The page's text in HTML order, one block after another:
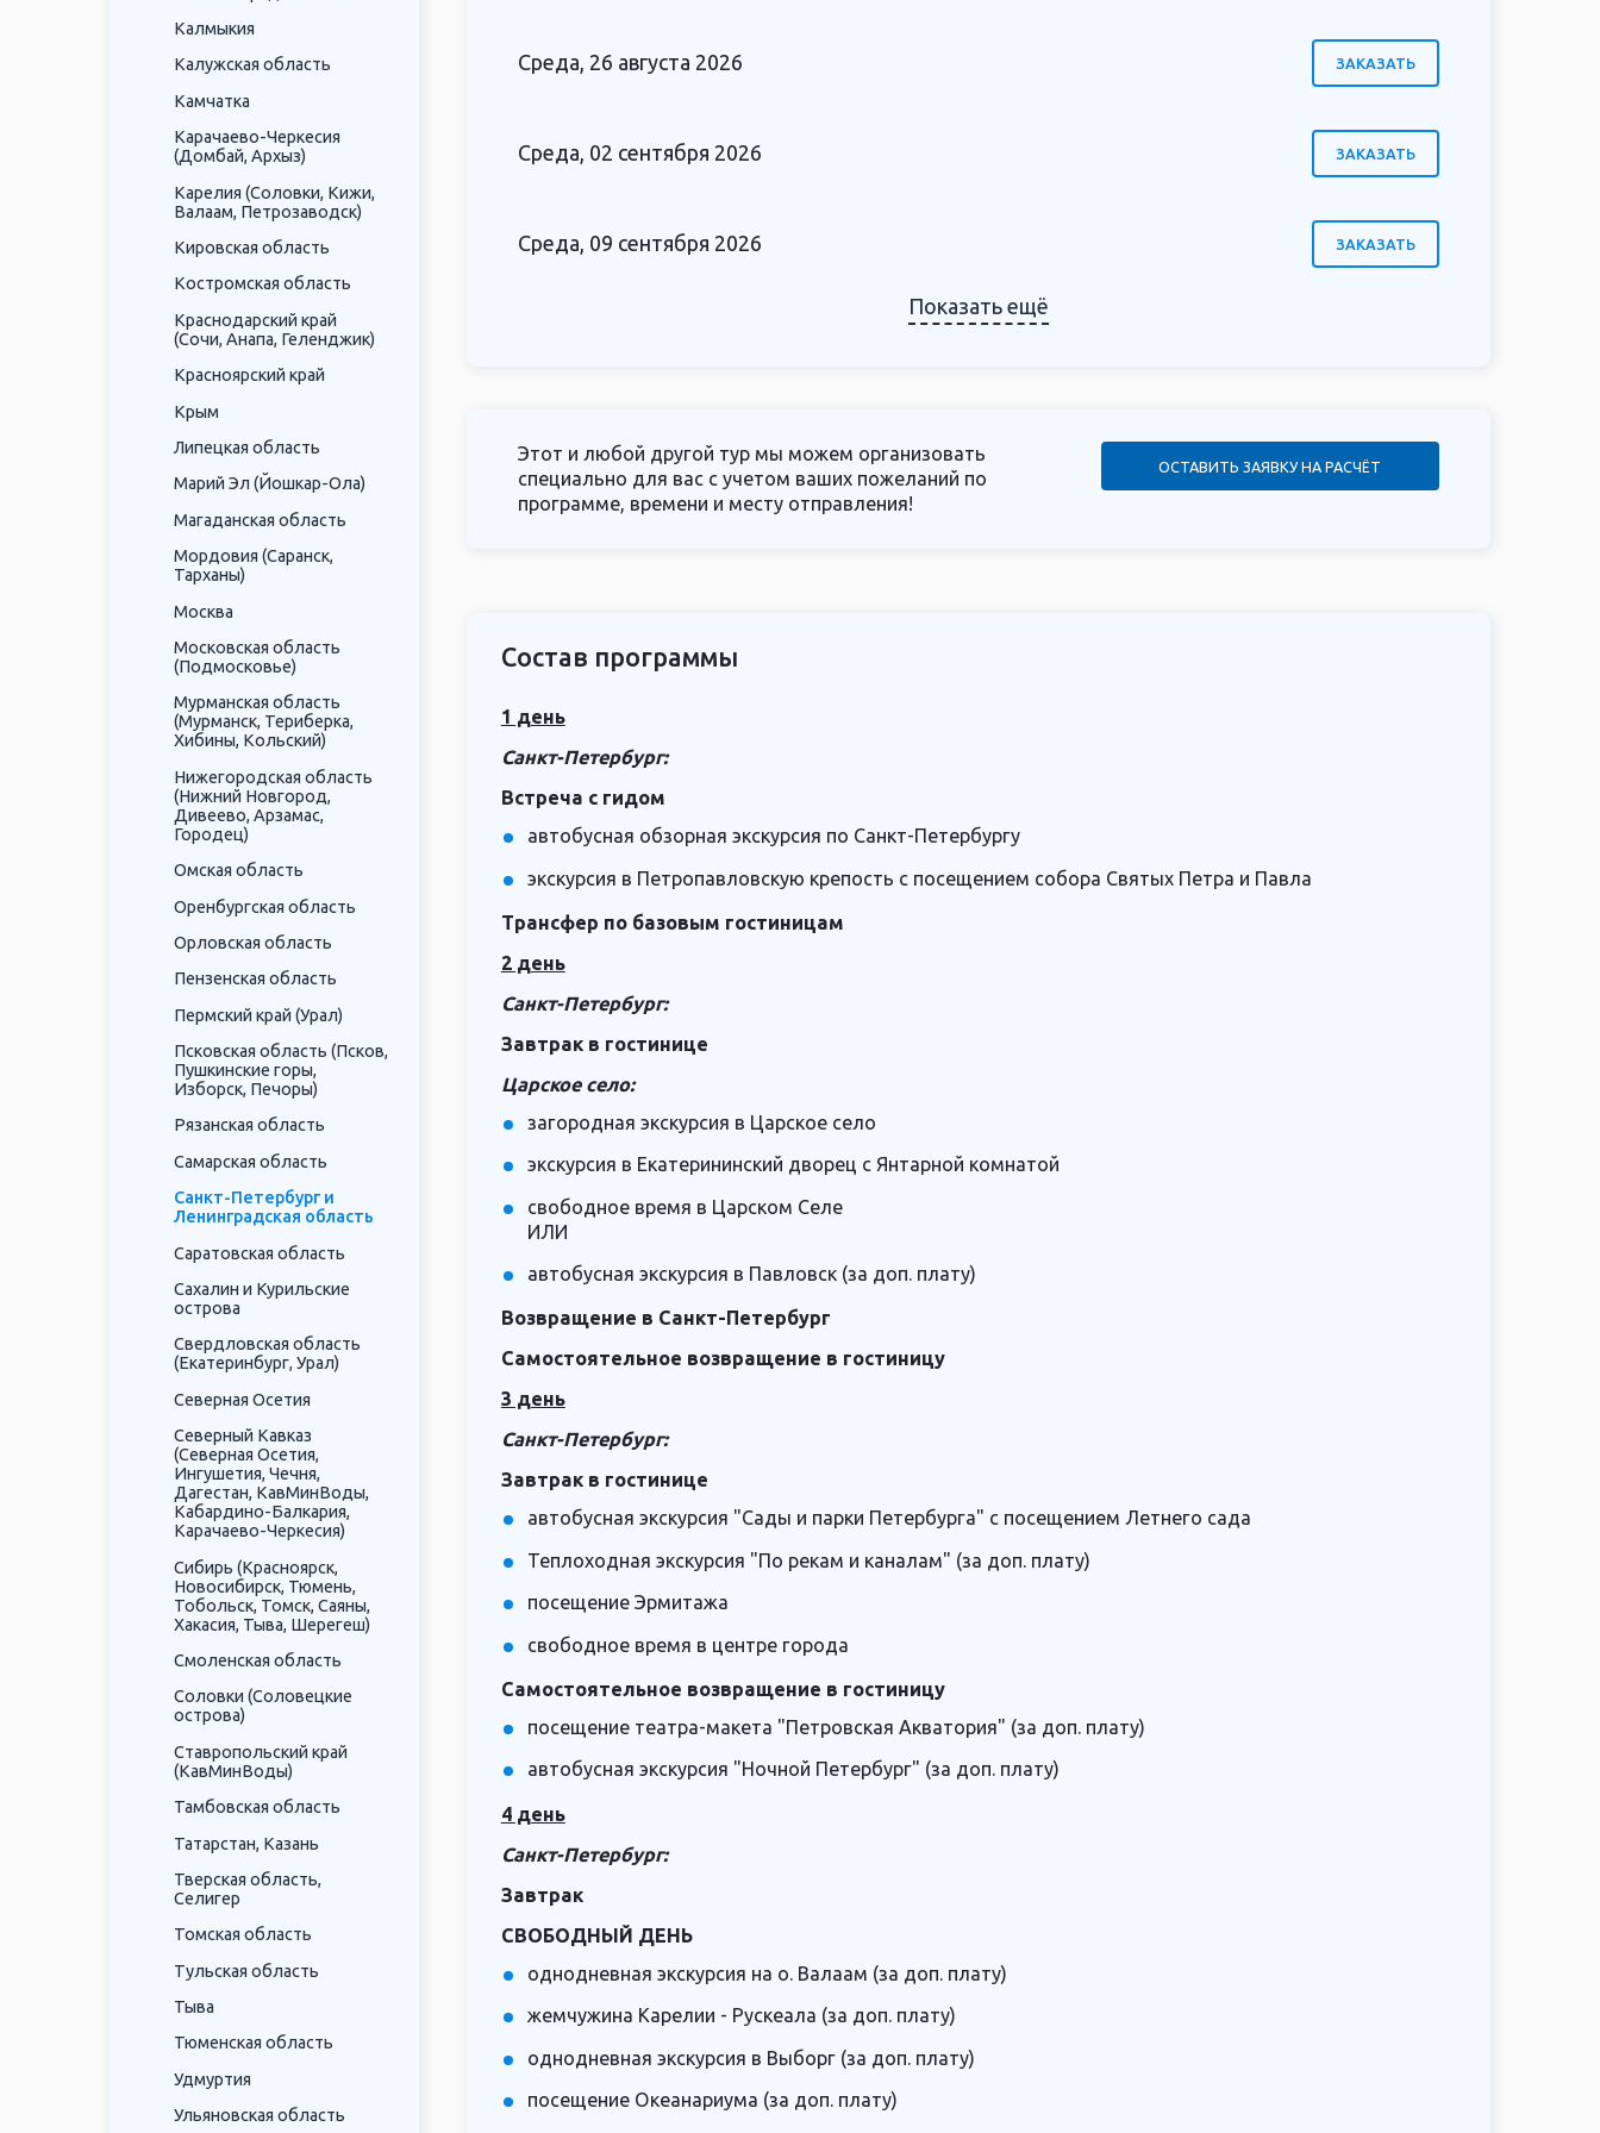
Калмыкия
Калужская область
Камчатка
Карачаево-Черкесия
(Домбай, Архыз)
Карелия (Соловки, Кижи,
Валаам, Петрозаводск)
Кировская область
Костромская область
Краснодарский край
(Сочи, Анапа, Геленджик)
Красноярский край
Крым
Липецкая область
Марий Эл (Йошкар-Ола)
Магаданская область
Мордовия (Саранск,
Тарханы)
Москва
Московская область
(Подмосковье)
Мурманская область
(Мурманск, Териберка,
Хибины, Кольский)
Нижегородская область
(Нижний Новгород,
Дивеево, Арзамас,
Городец)
Омская область
Оренбургская область
Орловская область
Пензенская область
Пермский край (Урал)
Псковская область (Псков,
Пушкинские горы,
Изборск, Печоры)
Рязанская область
Самарская область
Санкт-Петербург и
Ленинградская область
Саратовская область
Сахалин и Курильские
острова
Свердловская область
(Екатеринбург, Урал)
Северная Осетия
Северный Кавказ
(Северная Осетия,
Ингушетия, Чечня,
Дагестан, КавМинВоды,
Кабардино-Балкария,
Карачаево-Черкесия)
Сибирь (Красноярск,
Новосибирск, Тюмень,
Тобольск, Томск, Саяны,
Хакасия, Тыва, Шерегеш)
Смоленская область
Соловки (Соловецкие
острова)
Ставропольский край
(КавМинВоды)
Тамбовская область
Татарстан, Казань
Тверская область,
Селигер
Томская область
Тульская область
Тыва
Тюменская область
Удмуртия
Ульяновская область
Среда, 26 августа 2026 ЗАКАЗАТЬ
Среда, 02 сентября 2026 ЗАКАЗАТЬ
Среда, 09 сентября 2026 ЗАКАЗАТЬ
Показать ещё
Этот и любой другой тур мы можем организовать
специально для вас с учетом ваших пожеланий по
программе, времени и месту отправления!
ОСТАВИТЬ ЗАЯВКУ НА РАСЧЁТ
Состав программы
1 день
Санкт-Петербург:
Встреча с гидом
автобусная обзорная экскурсия по Санкт-Петербургу
экскурсия в Петропавловскую крепость с посещением собора Святых Петра и Павла
Трансфер по базовым гостиницам
2 день
Санкт-Петербург:
Завтрак в гостинице
Царское село:
загородная экскурсия в Царское село
экскурсия в Екатерининский дворец с Янтарной комнатой
свободное время в Царском Селе
ИЛИ
автобусная экскурсия в Павловск (за доп. плату)
Возвращение в Санкт-Петербург
Самостоятельное возвращение в гостиницу
3 день
Санкт-Петербург:
Завтрак в гостинице
автобусная экскурсия "Сады и парки Петербурга" с посещением Летнего сада
Теплоходная экскурсия "По рекам и каналам" (за доп. плату)
посещение Эрмитажа
свободное время в центре города
Самостоятельное возвращение в гостиницу
посещение театра-макета "Петровская Акватория" (за доп. плату)
автобусная экскурсия "Ночной Петербург" (за доп. плату)
4 день
Санкт-Петербург:
Завтрак
СВОБОДНЫЙ ДЕНЬ
однодневная экскурсия на о. Валаам (за доп. плату)
жемчужина Карелии - Рускеала (за доп. плату)
однодневная экскурсия в Выборг (за доп. плату)
посещение Океанариума (за доп. плату)